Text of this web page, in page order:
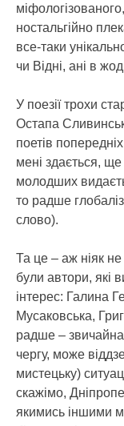
ностальгійно
все-таки
чи Відні, ані в
У поезії трохи
Остапа
поетів
мені здається,
молодших
то радше
слово).
Та це – аж ніяк
були автори, які
інтерес: Галина
Мусаковська,
радше –
чергу, може
мистецьку)
скажімо,
якимись іншими